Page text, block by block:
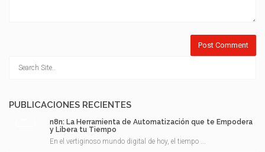
PUBLICACIONES RECIENTES
n8n: La Herramienta de Automatización que te Empodera
y Libera tu Tiempo
En el vertiginoso mundo digital de hoy, el tiempo ...